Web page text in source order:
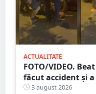
ACTUALITATE
FOTO/VIDEO.
făcut accident și
de trecători
3 august 2026